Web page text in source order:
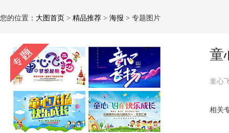
您的位置： 大图首页 > 精品推荐 > 海报 > 专题图片
童
童心
相关